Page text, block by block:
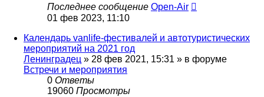
Последнее сообщение Open-Air
01 фев 2023, 11:10
Календарь vanlife-фестивалей и автотуристических
мероприятий на 2021 год
Ленинградец » 28 фев 2021, 15:31 » в форуме
Встречи и мероприятия
0 Ответы
19060 Просмотры